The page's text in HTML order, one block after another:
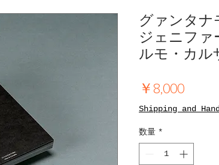
グァンタ
ジェニファ
ルモ・カル
￥8,000価
格
Shipping and
数量 *